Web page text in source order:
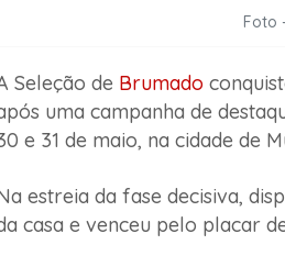
Foto
Seleção de Brumado
uma campanha de
e 31 de maio, na cidade de
estreia da fase decisiva,
casa e venceu pelo placar